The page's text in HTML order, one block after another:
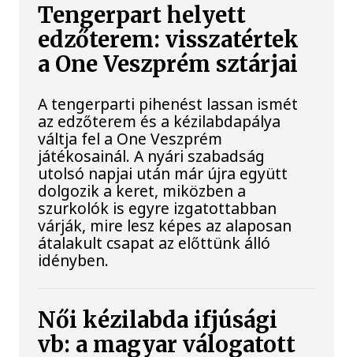
Tengerpart helyett
edzőterem: visszatértek
a One Veszprém sztárjai
A tengerparti pihenést lassan ismét
az edzőterem és a kézilabdapálya
váltja fel a One Veszprém
játékosainál. A nyári szabadság
utolsó napjai után már újra együtt
dolgozik a keret, miközben a
szurkolók is egyre izgatottabban
várják, mire lesz képes az alaposan
átalakult csapat az előttünk álló
idényben.
Női kézilabda ifjúsági
vb: a magyar válogatott